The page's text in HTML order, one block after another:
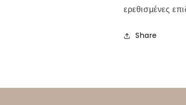
ερεθισμένες
Share